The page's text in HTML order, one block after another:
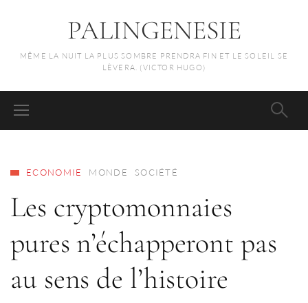
PALINGENESIE
MÊME LA NUIT LA PLUS SOMBRE PRENDRA FIN ET LE SOLEIL SE
LÈVERA. (VICTOR HUGO)
ECONOMIE MONDE SOCIÉTÉ
Les cryptomonnaies
pures n’échapperont pas
au sens de l’histoire